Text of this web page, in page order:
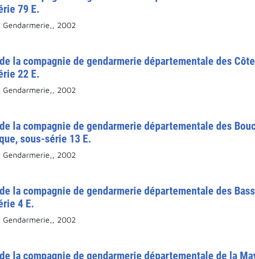
79 E.
Gendarmerie,, 2002
la compagnie de gendarmerie départementale des
22 E.
Gendarmerie,, 2002
la compagnie de gendarmerie départementale des
sous-série 13 E.
Gendarmerie,, 2002
la compagnie de gendarmerie départementale des
4 E.
Gendarmerie,, 2002
la compagnie de gendarmerie départementale de la